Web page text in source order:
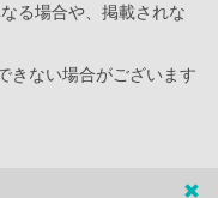
る場合や、掲載されな
きない場合がございます